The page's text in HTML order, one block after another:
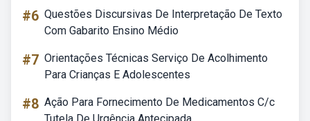
#6 Questões Discursivas De Interpretação De Texto
Com Gabarito Ensino Médio
#7 Orientações Técnicas Serviço De Acolhimento
Para Crianças E Adolescentes
#8 Ação Para Fornecimento De Medicamentos C/c